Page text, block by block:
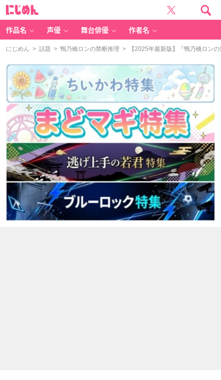
作品名 声優 舞台俳優 作者名
にじめん > 話題 > 鴨乃橋ロンの禁断推理 > 【2025年最新版】『鴨乃橋ロン